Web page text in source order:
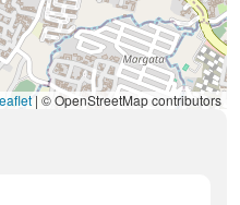
| © OpenStreetMap contributors